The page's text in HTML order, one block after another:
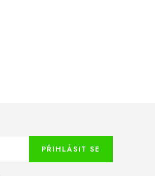
PŘIHLÁSIT SE